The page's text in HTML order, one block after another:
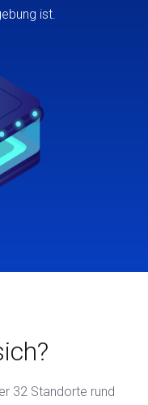
ist.
32 Standorte rund